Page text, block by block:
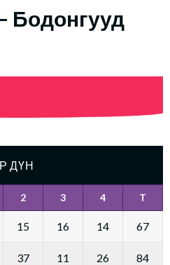
Бодонгууд
ДҮН
2 3 4 T
15 16 14 67
37 11 26 84